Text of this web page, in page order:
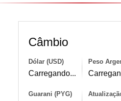
Câmbio
Dólar (USD)
Carregando...
Peso
Guarani (PYG)